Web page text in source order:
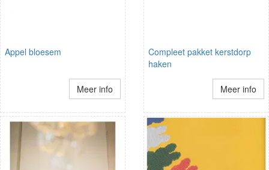
Appel bloesem
Meer info
Compleet pakket kerstdorp
haken
Meer info